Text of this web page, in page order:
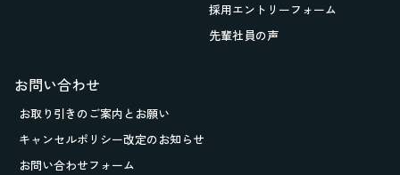
採用エントリーフォーム
先輩社員の声
お問い合わせ
お取り引きのご案内とお願い
キャンセルポリシー改定のお知らせ
お問い合わせフォーム